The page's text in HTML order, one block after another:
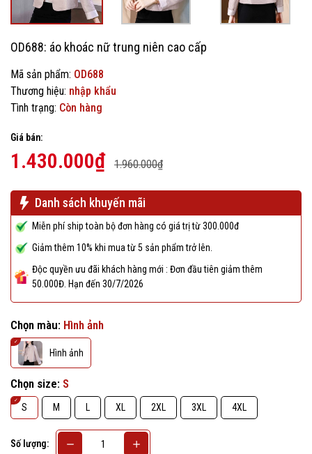
OD688: áo khoác nữ trung niên cao cấp
Mã sản phẩm: OD688
Thương hiệu: nhập khẩu
Tình trạng: Còn hàng
Giá bán:
1.430.000₫ 1.960.000₫
Danh sách khuyến mãi
Miễn phí ship toàn bộ đơn hàng có giá trị từ 300.000đ
Giảm thêm 10% khi mua từ 5 sản phẩm trở lên.
Độc quyền ưu đãi khách hàng mới : Đơn đầu tiên giảm thêm
50.000Đ. Hạn đến 30/7/2026
Chọn màu: Hình ảnh
Hình ảnh
Chọn size: S
S M L XL 2XL 3XL 4XL
Số lượng: